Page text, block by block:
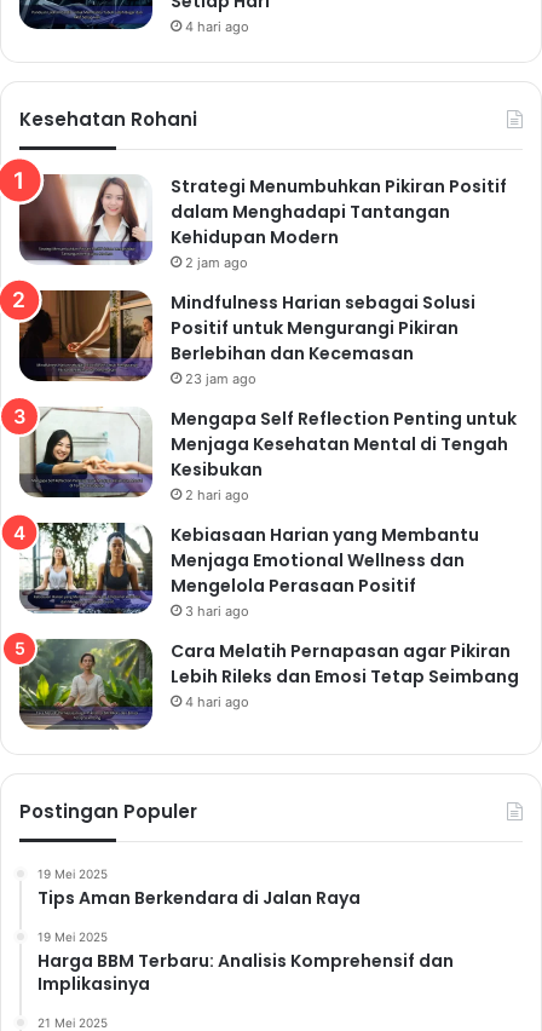
4 hari ago
Kesehatan Rohani
Strategi Menumbuhkan Pikiran Positif
dalam Menghadapi Tantangan
Kehidupan Modern
2 jam ago
Mindfulness Harian sebagai Solusi
Positif untuk Mengurangi Pikiran
Berlebihan dan Kecemasan
23 jam ago
Mengapa Self Reflection Penting untuk
Menjaga Kesehatan Mental di Tengah
Kesibukan
2 hari ago
Kebiasaan Harian yang Membantu
Menjaga Emotional Wellness dan
Mengelola Perasaan Positif
3 hari ago
Cara Melatih Pernapasan agar Pikiran
Lebih Rileks dan Emosi Tetap Seimbang
4 hari ago
Postingan Populer
19 Mei 2025
Tips Aman Berkendara di Jalan Raya
19 Mei 2025
Harga BBM Terbaru: Analisis Komprehensif dan
Implikasinya
21 Mei 2025